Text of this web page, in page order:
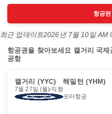
항공
최근 업데이트2026년 7월 10일 AM
항공권을 찾아보세요 캘거리 국
공항
캘거리 (YYC) 해밀턴 (YHM)
7월 27일 (월) 직항
포터항공